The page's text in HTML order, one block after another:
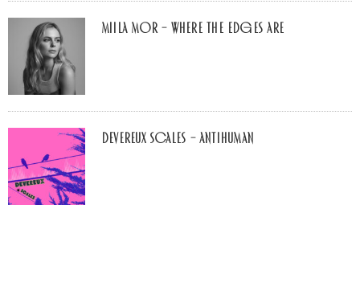
Miila Mor – Where The Edges Are
Devereux Scales – Antihuman